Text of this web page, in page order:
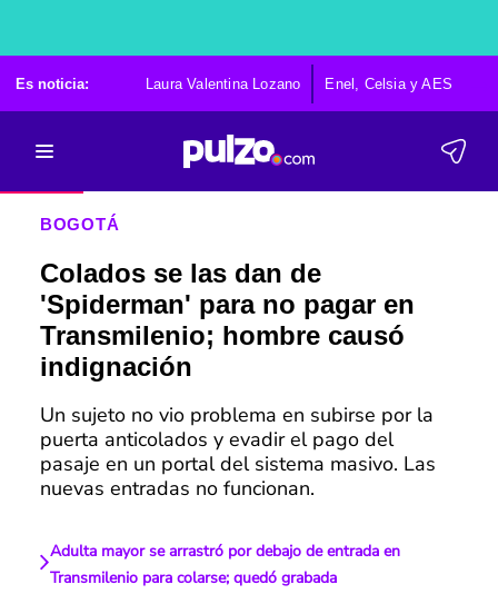
Es noticia: Laura Valentina Lozano Enel, Celsia y AES
BOGOTÁ
Colados se las dan de
'Spiderman' para no pagar en
Transmilenio; hombre causó
indignación
Un sujeto no vio problema en subirse por la
puerta anticolados y evadir el pago del
pasaje en un portal del sistema masivo. Las
nuevas entradas no funcionan.
Adulta mayor se arrastró por debajo de entrada en
Transmilenio para colarse; quedó grabada